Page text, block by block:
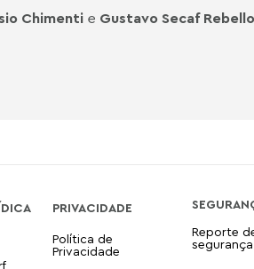
Chimenti e Gustavo Secaf Rebello
PRIVACIDADE
Política de
Privacidade
Reporte